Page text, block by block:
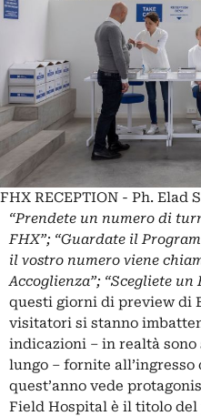
FHX RECEPTION - Ph. Elad
“Prendete un numero di
FHX”; “Guardate il
il vostro numero viene
Accoglienza”; “Scegliete
questi giorni di preview di
visitatori si stanno
indicazioni – in realtà sono
lungo – fornite
quest’anno vede
Field Hospital è il titolo del